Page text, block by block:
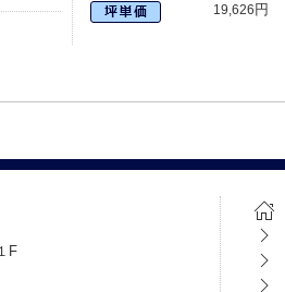
19,626 円
F